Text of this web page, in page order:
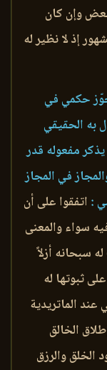
وإن كان
إذ لا نظير له
حكمي في
به الحقيقي
مفعوله قدر
في المجاز
: اتفقوا على أن
سواء والمعنى
سبحانه أزلاً
ثبوتها له
الماتريدية
الخالق
الخلق والرزق